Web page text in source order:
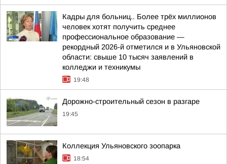
Кадры для больниц.. Более трёх миллионов
человек хотят получить среднее
профессиональное образование —
рекордный 2026-й отметился и в Ульяновской
области: свыше 10 тысяч заявлений в
колледжи и техникумы
19:48
Дорожно-строительный сезон в разгаре
19:45
Коллекция Ульяновского зоопарка
18:54